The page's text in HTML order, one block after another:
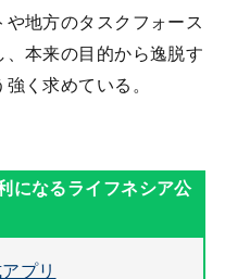
地方のタスクフォース
本来の目的から逸脱す
く求めている。
プリ